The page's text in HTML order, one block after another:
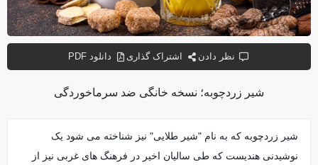
شیر زردچوبه؛ نسخه خانگی ضد سرماخوردگی
شیر زردچوبه که به نام "شیر طلایی" نیز شناخته می شود یک
نوشیدنی هندیست که طی سالیان اخیر در فرهنگ های غربی نیز از
نظر دادن اشتراک گذاری دانلود PDF